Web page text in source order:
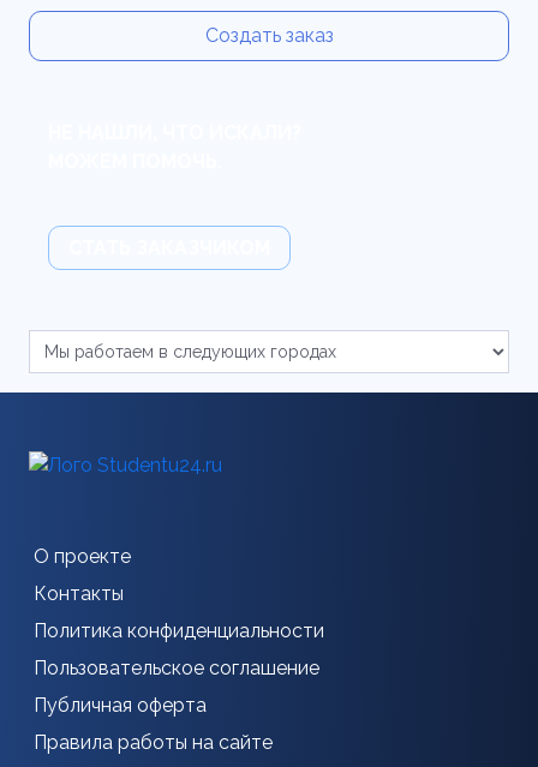
Создать заказ
О проекте
Контакты
Политика конфиденциальности
Пользовательское соглашение
Публичная оферта
Правила работы на сайте